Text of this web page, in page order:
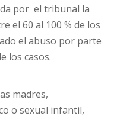
por el tribunal la
el 60 al 100 % de los
el abuso por parte
los casos.
madres,
o sexual infantil,